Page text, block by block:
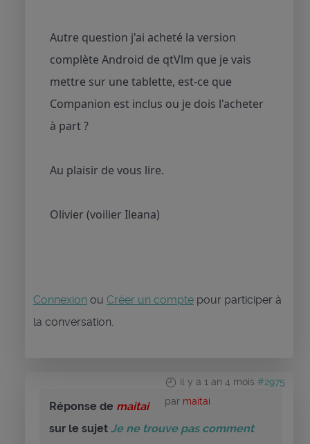
Autre question j'ai acheté la version
complète Android de qtVlm que je vais
mettre sur une tablette, est-ce que
Companion est inclus ou je dois l'acheter
à part ?
Au plaisir de vous lire.
Olivier (voilier Ileana)
Connexion ou Créer un compte pour participer à
la conversation.
il y a 1 an 4 mois #2975
par maitai
Réponse de maitai
sur le sujet Je ne trouve pas comment